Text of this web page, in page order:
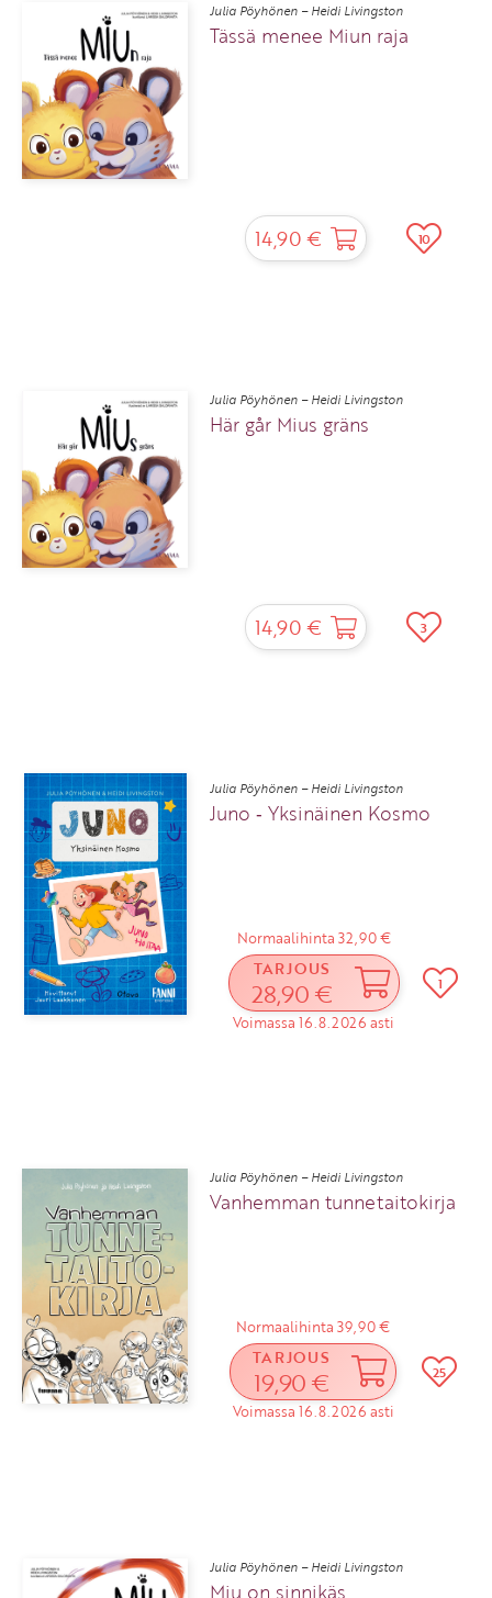
Julia Pöyhönen – Heidi Livingston
Tässä menee Miun raja
14,90 € 10
Julia Pöyhönen – Heidi Livingston
Här går Mius gräns
14,90 € 3
Julia Pöyhönen – Heidi Livingston
Juno ‑ Yksinäinen Kosmo
Normaalihinta 32,90 €
TARJOUS
28,90 €
Voimassa 16.8.2026 asti
1
Julia Pöyhönen – Heidi Livingston
Vanhemman tunnetaitokirja
Normaalihinta 39,90 €
TARJOUS
19,90 €
Voimassa 16.8.2026 asti
25
Julia Pöyhönen – Heidi Livingston
Miu on sinnikäs